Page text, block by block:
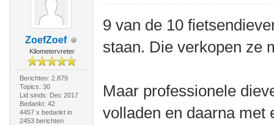
ZoefZoef
Kilometervreter
Berichten: 2.879
Topics: 30
Lid sinds: Dec 2017
Bedankt: 42
4457 x bedankt in
2453 berichten
9 van de 10
staan. Die verkopen ze
Maar professionele
volladen en daarna met